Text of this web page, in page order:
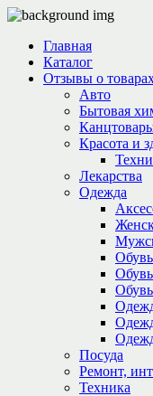
Главная
Каталог
Отзывы о
Авто
Бытовая
Красота и
Лекарства
Одежда
Посуда
Ремонт,
Техника